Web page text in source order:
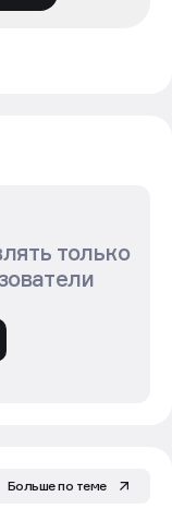
только
Больше по теме